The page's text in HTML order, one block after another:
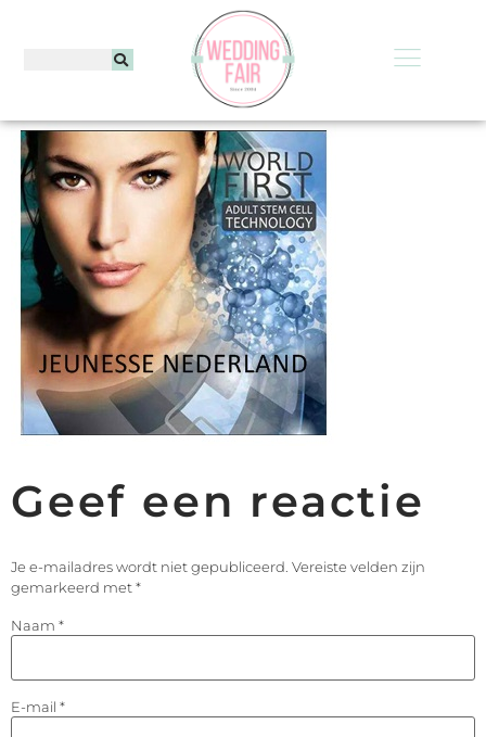
Geef een reactie
Je e-mailadres wordt niet gepubliceerd. Vereiste velden zijn
gemarkeerd met*
Naam *
E-mail *